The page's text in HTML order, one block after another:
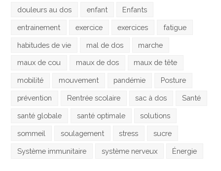
douleurs au dos enfant Enfants
entrainement exercice exercices fatigue
habitudes de vie mal de dos marche
maux de cou maux de dos maux de tête
mobilité mouvement pandémie Posture
prévention Rentrée scolaire sac à dos Santé
santé globale santé optimale solutions
sommeil soulagement stress sucre
Système immunitaire système nerveux Énergie